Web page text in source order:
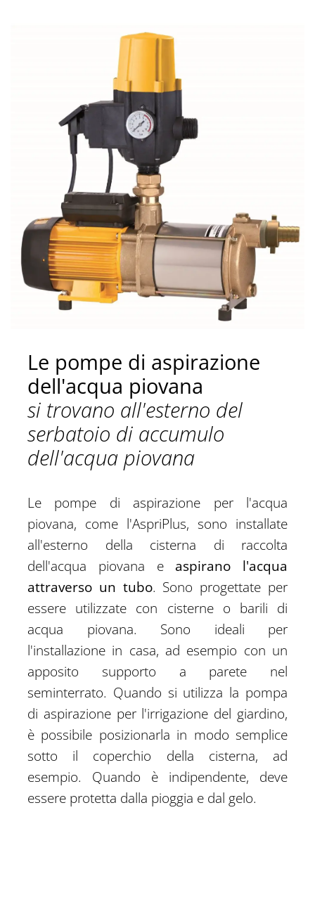
Le pompe di aspirazione
dell'acqua piovana
si trovano all'esterno del
serbatoio di accumulo
dell'acqua piovana
Le pompe di aspirazione per l'acqua
piovana, come l'AspriPlus, sono installate
all'esterno della cisterna di raccolta
dell'acqua piovana e aspirano l'acqua
attraverso un tubo. Sono progettate per
essere utilizzate con cisterne o barili di
acqua piovana. Sono ideali per
l'installazione in casa, ad esempio con un
apposito supporto a parete nel
seminterrato. Quando si utilizza la pompa
di aspirazione per l'irrigazione del giardino,
è possibile posizionarla in modo semplice
sotto il coperchio della cisterna, ad
esempio. Quando è indipendente, deve
essere protetta dalla pioggia e dal gelo.